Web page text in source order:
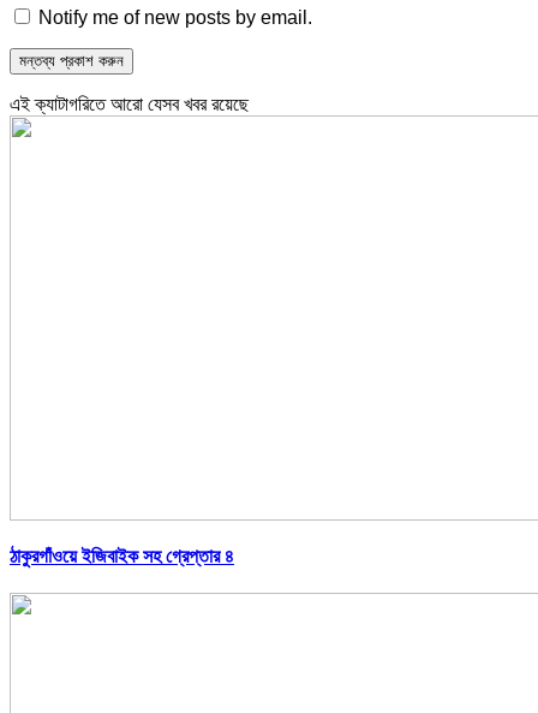
Notify me of new posts by email.
এই ক্যাটাগরিতে আরো যেসব খবর রয়েছে
ঠাকুরগাঁওয়ে ইজিবাইক সহ গ্রেপ্তার ৪